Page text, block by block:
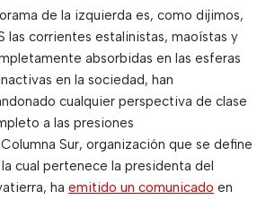
de la izquierda es, como dijimos,
las corrientes estalinistas, maoístas y
absorbidas en las esferas
en la sociedad, han
cualquier perspectiva de clase
a las presiones
Sur, organización que se define
cual pertenece la presidenta del
ha emitido un comunicado en